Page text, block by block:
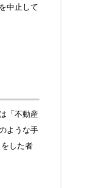
中止して
「不動産
ような手
した者